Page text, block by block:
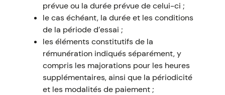
prévue ou la durée prévue de celui-ci ;
le cas échéant, la durée et les conditions
de la période d’essai ;
les éléments constitutifs de la
rémunération indiqués séparément, y
compris les majorations pour les heures
supplémentaires, ainsi que la périodicité
et les modalités de paiement ;